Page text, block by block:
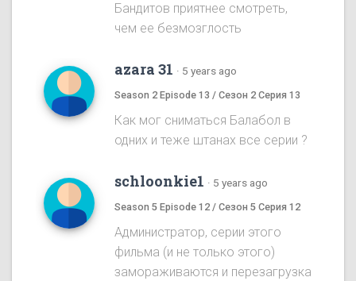
Бандитов приятнее смотреть,
чем ее безмозглость
azara 31 · 5 years ago
Season 2 Episode 13 / Сезон 2 Серия 13
Как мог сниматься Балабол в
одних и теже штанах все серии ?
schloonkie1 · 5 years ago
Season 5 Episode 12 / Сезон 5 Серия 12
Администратор, серии этого
фильма (и не только этого)
замораживаются и перезагрузка